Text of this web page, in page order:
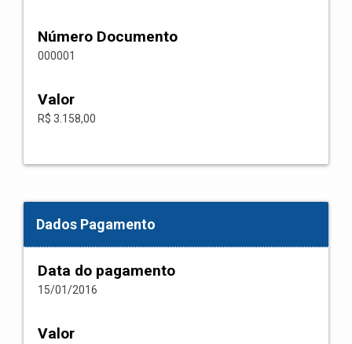
Número Documento
000001
Valor
R$ 3.158,00
Dados Pagamento
Data do pagamento
15/01/2016
Valor